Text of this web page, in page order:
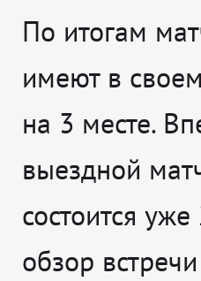
По итогам
имеют в
на 3 месте.
выездной
состоится
обзор